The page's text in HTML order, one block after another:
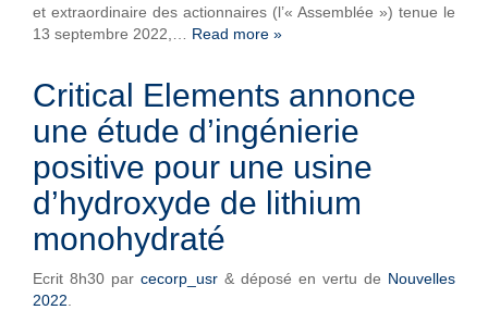
et extraordinaire des actionnaires (l’« Assemblée ») tenue le
13 septembre 2022,… Read more »
Critical Elements annonce
une étude d’ingénierie
positive pour une usine
d’hydroxyde de lithium
monohydraté
Ecrit 8h30 par cecorp_usr & déposé en vertu de Nouvelles
2022